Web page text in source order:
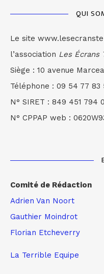
QUI
Le site
l’association Les Écrans
Siège : 10 avenue
Téléphone : 09 54 77 83
N° SIRET : 849 451 794
N° CPPAP web :
Comité de Rédaction
Adrien Van Noort
Gauthier Moindrot
Florian Etcheverry
La Terrible Equipe